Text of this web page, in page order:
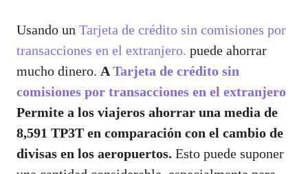
Usando un Tarjeta de crédito sin comisiones por
transacciones en el extranjero. puede ahorrar
mucho dinero. ATarjeta de crédito sin
comisiones por transacciones en el extranjero
Permite a los viajeros ahorrar una media de
8,591 TP3T en comparación con el cambio de
divisas en los aeropuertos. Esto puede suponer